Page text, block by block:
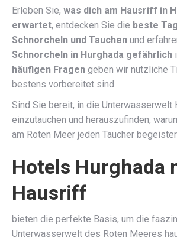
Erleben Sie, was dich am Hausriff in
erwartet, entdecken Sie die beste
Schnorcheln und Tauchen und
Schnorcheln in Hurghada gefährlich
häufigen Fragen geben wir nützliche
bestens vorbereitet sind.
Sind Sie bereit, in die Unterwasserwelt
einzutauchen und herauszufinden,
am Roten Meer jeden Taucher
Hotels Hurghada
Hausriff
bieten die perfekte Basis, um die
Unterwasserwelt des Roten Meeres